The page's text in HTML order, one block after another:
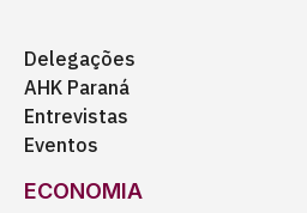
Delegações
AHK Paraná
Entrevistas
Eventos
ECONOMIA